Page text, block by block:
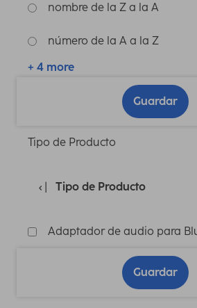
nombre de la Z a la A
número de la A a la Z
+ 4 more
Guardar
Tipo de Producto
Tipo de Producto
Adaptador de audio para
Guardar